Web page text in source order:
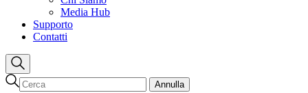
Media Hub
Supporto
Contatti
Annulla